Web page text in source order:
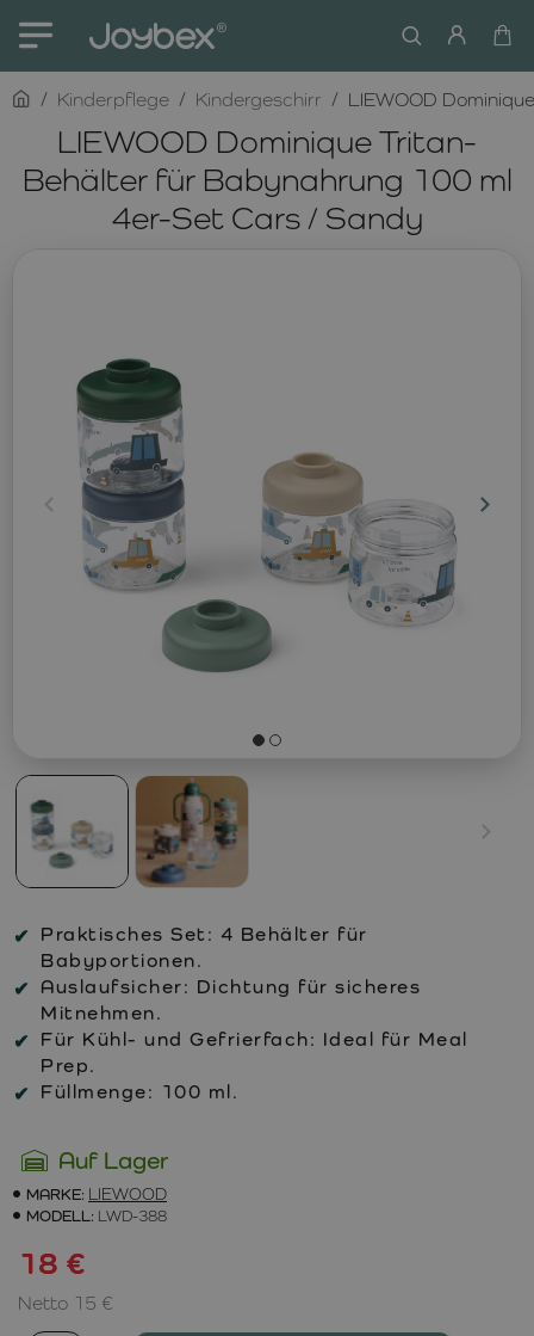
LIEWOOD Dominique Tritan-
Behälter für Babynahrung 100 ml
4er-Set Cars / Sandy
homeKinderpflege Kindergeschirr LIEWOOD
Praktisches Set: 4 Behälter für
Babyportionen.
Auslaufsicher: Dichtung für sicheres
Mitnehmen.
Für Kühl- und Gefrierfach: Ideal für Meal
Prep.
Füllmenge: 100 ml.
Auf Lager
MARKE: LIEWOOD
MODELL: LWD-388
18 €
Netto 15 €